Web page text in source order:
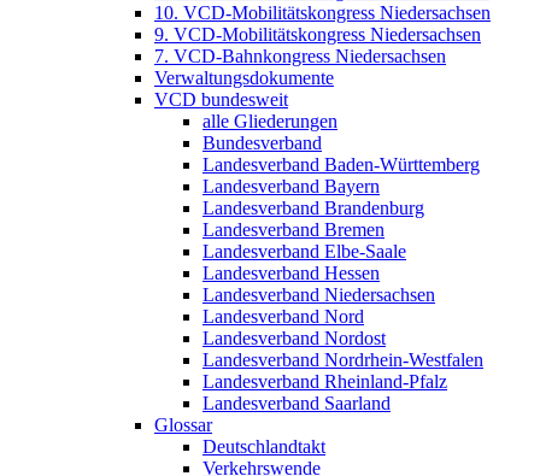
10. VCD-Mobilitätskongress Niedersachsen
9. VCD-Mobilitätskongress Niedersachsen
7. VCD-Bahnkongress Niedersachsen
Verwaltungsdokumente
VCD bundesweit
alle Gliederungen
Bundesverband
Landesverband Baden-Württemberg
Landesverband Bayern
Landesverband Brandenburg
Landesverband Bremen
Landesverband Elbe-Saale
Landesverband Hessen
Landesverband Niedersachsen
Landesverband Nord
Landesverband Nordost
Landesverband Nordrhein-Westfalen
Landesverband Rheinland-Pfalz
Landesverband Saarland
Glossar
Deutschlandtakt
Verkehrswende